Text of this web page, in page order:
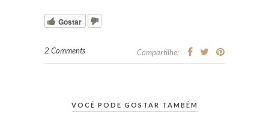
Gostar
2 Comments Compartilhe:
VOCÊ PODE GOSTAR TAMBÉM